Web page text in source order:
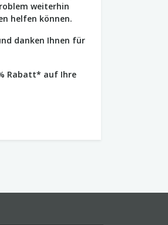
weiterhin
helfen können.
danken Ihnen für
Rabatt* auf Ihre